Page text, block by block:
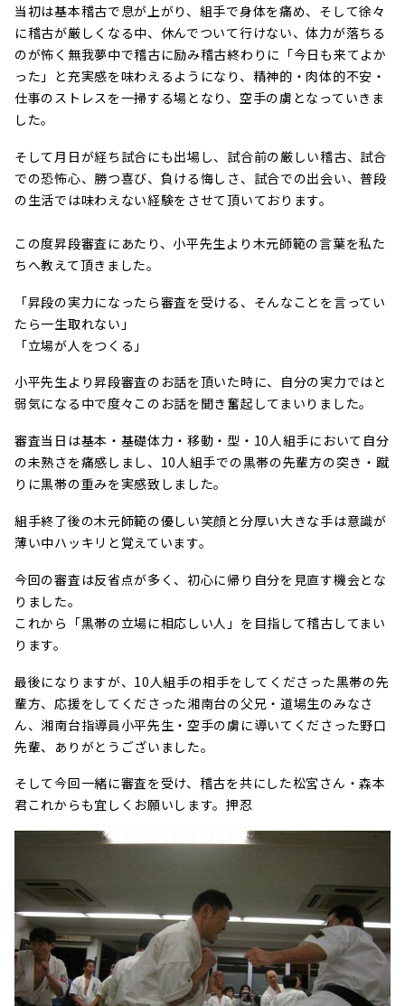
当初は基本稽古で息が上がり、組手で身体を痛め、そして徐々
に稽古が厳しくなる中、休んでついて行けない、体力が落ちる
のが怖く無我夢中で稽古に励み稽古終わりに「今日も来てよか
った」と充実感を味わえるようになり、精神的・肉体的不安・
仕事のストレスを一掃する場となり、空手の虜となっていきま
した。
そして月日が経ち試合にも出場し、試合前の厳しい稽古、試合
での恐怖心、勝つ喜び、負ける悔しさ、試合での出会い、普段
の生活では味わえない経験をさせて頂いております。
この度昇段審査にあたり、小平先生より木元師範の言葉を私た
ちへ教えて頂きました。
「昇段の実力になったら審査を受ける、そんなことを言ってい
たら一生取れない」
「立場が人をつくる」
小平先生より昇段審査のお話を頂いた時に、自分の実力ではと
弱気になる中で度々このお話を聞き奮起してまいりました。
審査当日は基本・基礎体力・移動・型・10人組手において自分
の未熟さを痛感しまし、10人組手での黒帯の先輩方の突き・蹴
りに黒帯の重みを実感致しました。
組手終了後の木元師範の優しい笑顔と分厚い大きな手は意識が
薄い中ハッキリと覚えています。
今回の審査は反省点が多く、初心に帰り自分を見直す機会とな
りました。
これから「黒帯の立場に相応しい人」を目指して稽古してまい
ります。
最後になりますが、10人組手の相手をしてくださった黒帯の先
輩方、応援をしてくださった湘南台の父兄・道場生のみなさ
ん、湘南台指導員小平先生・空手の虜に導いてくださった野口
先輩、ありがとうございました。
そして今回一緒に審査を受け、稽古を共にした松宮さん・森本
君これからも宜しくお願いします。押忍